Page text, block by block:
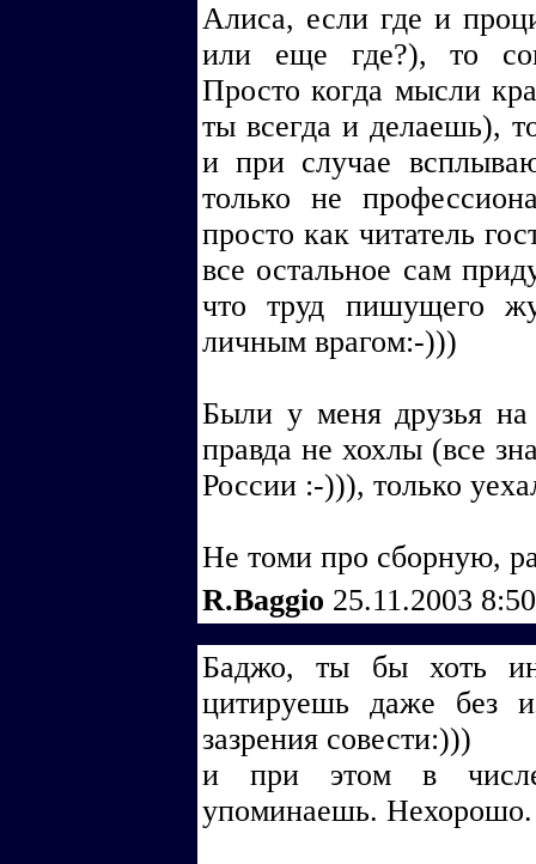
Алиса, если где и
или еще где?), то
Просто когда мысли
ты всегда и делаешь),
и при случае
только не
просто как читатель
все остальное сам
что труд пишущего
личным врагом:-)))
Были у меня друзья
правда не хохлы (все
России :-))), только
Не томи про сборную,
R.Baggio 25.11.2003
Баджо, ты бы хоть
цитируешь даже без
зазрения совести:)))
и при этом в числе
упоминаешь. Нехорошо.